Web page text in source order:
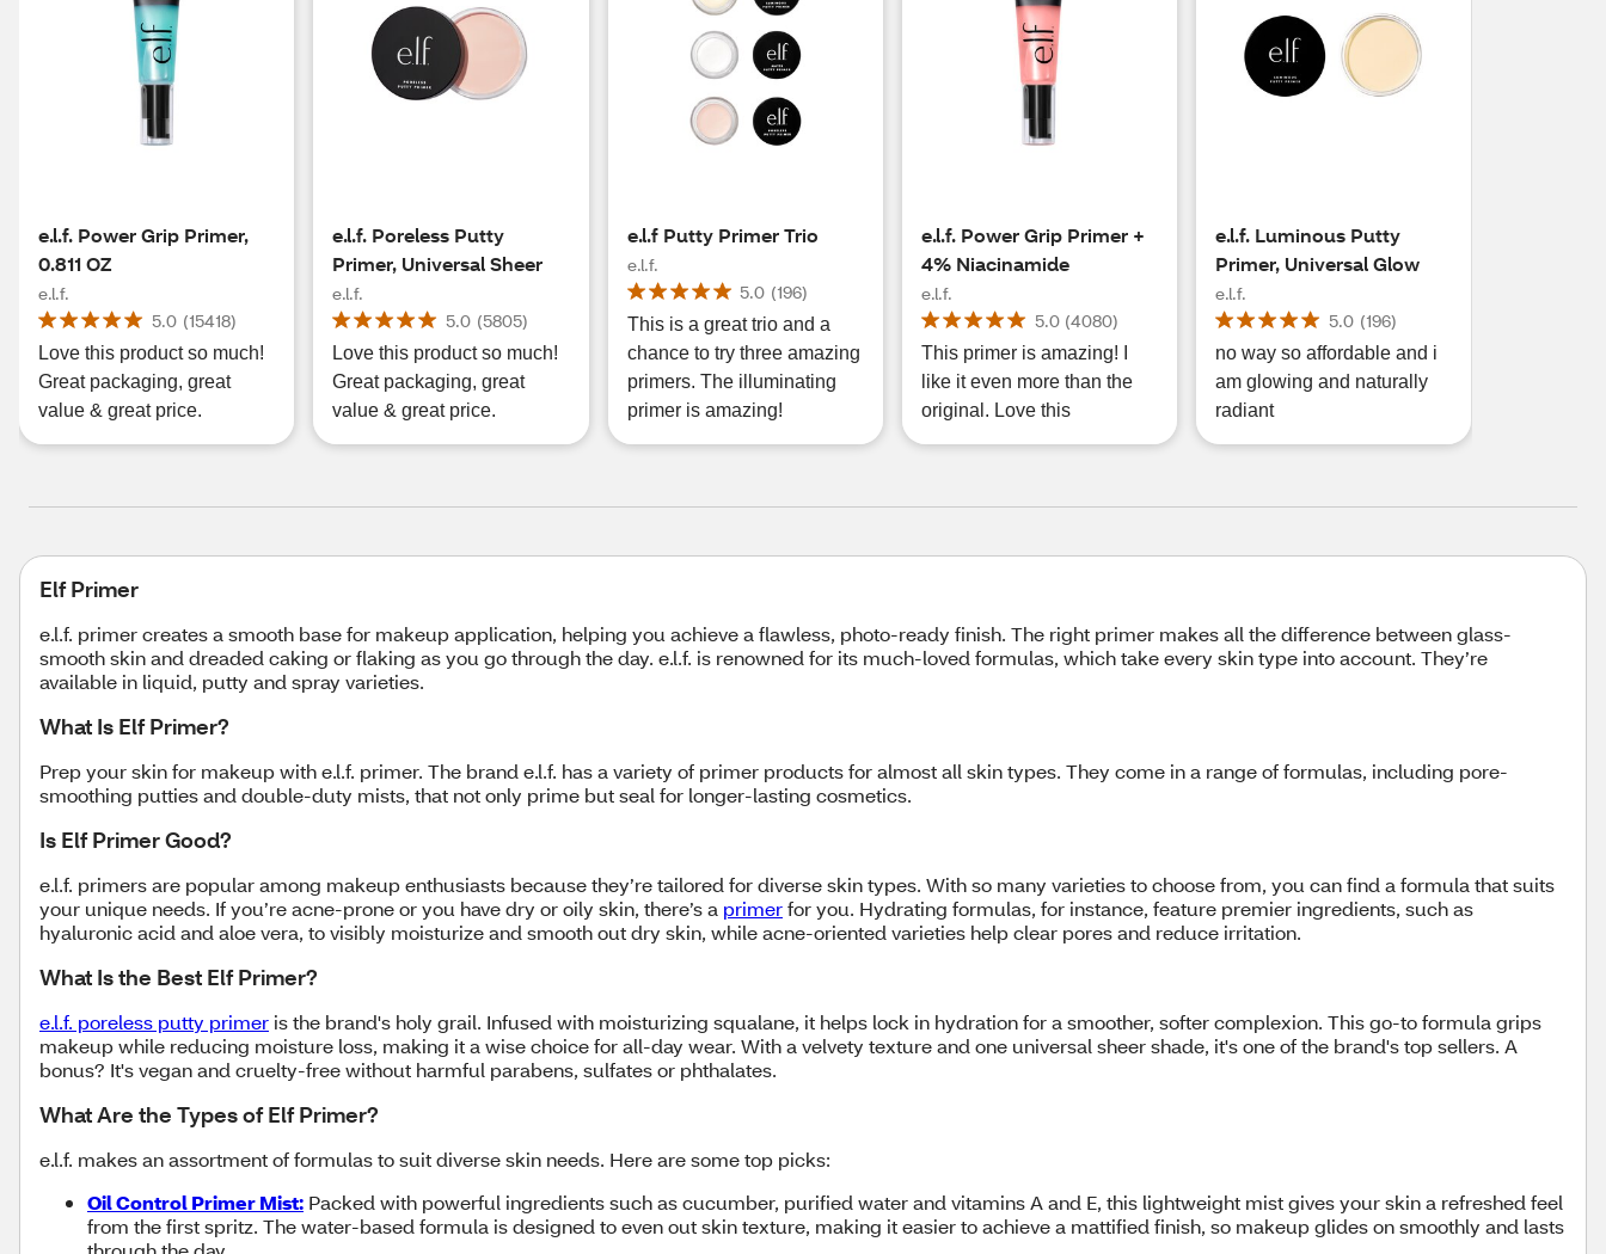
e.l.f. Power Grip Primer,
0.811 OZ
e.l.f.
5.0 (15418)
Love this product so much!
Great packaging, great
value & great price.
e.l.f. Poreless Putty
Primer, Universal Sheer
e.l.f.
5.0 (5805)
Love this product so much!
Great packaging, great
value & great price.
e.l.f Putty Primer Trio
e.l.f.
5.0 (196)
This is a great trio and a
chance to try three amazing
primers. The illuminating
primer is amazing!
e.l.f. Power Grip Primer +
4% Niacinamide
e.l.f.
5.0 (4080)
This primer is amazing! I
like it even more than the
original. Love this
e.l.f. Luminous Putty
Primer, Universal Glow
e.l.f.
5.0 (196)
no way so affordable and i
am glowing and naturally
radiant
Elf Primer
e.l.f. primer creates a smooth base for makeup application, helping you achieve a flawless, photo-ready finish. The right primer makes all the difference between glass-
smooth skin and dreaded caking or flaking as you go through the day. e.l.f. is renowned for its much-loved formulas, which take every skin type into account. They’re
available in liquid, putty and spray varieties.
What Is Elf Primer?
Prep your skin for makeup with e.l.f. primer. The brand e.l.f. has a variety of primer products for almost all skin types. They come in a range of formulas, including pore-
smoothing putties and double-duty mists, that not only prime but seal for longer-lasting cosmetics.
Is Elf Primer Good?
e.l.f. primers are popular among makeup enthusiasts because they’re tailored for diverse skin types. With so many varieties to choose from, you can find a formula that suits
your unique needs. If you’re acne-prone or you have dry or oily skin, there’s a primerfor you. Hydrating formulas, for instance, feature premier ingredients, such as
hyaluronic acid and aloe vera, to visibly moisturize and smooth out dry skin, while acne-oriented varieties help clear pores and reduce irritation.
What Is the Best Elf Primer?
e.l.f. poreless putty primer is the brand's holy grail. Infused with moisturizing squalane, it helps lock in hydration for a smoother, softer complexion. This go-to formula grips
makeup while reducing moisture loss, making it a wise choice for all-day wear. With a velvety texture and one universal sheer shade, it's one of the brand's top sellers. A
bonus? It's vegan and cruelty-free without harmful parabens, sulfates or phthalates.
What Are the Types of Elf Primer?
e.l.f. makes an assortment of formulas to suit diverse skin needs. Here are some top picks:
Oil Control Primer Mist: Packed with powerful ingredients such as cucumber, purified water and vitamins A and E, this lightweight mist gives your skin a refreshed feel
from the first spritz. The water-based formula is designed to even out skin texture, making it easier to achieve a mattified finish, so makeup glides on smoothly and lasts